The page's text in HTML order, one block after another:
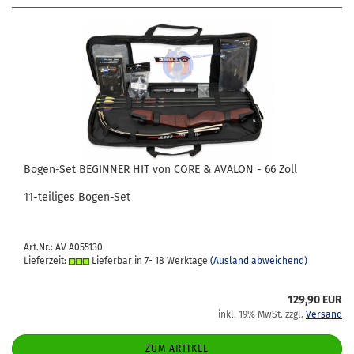
Bogen-​​Set BE­GIN­NER HIT von CORE & AVA­LON - 66 Zoll
11-​teiliges Bogen-​Set
Art.Nr.: AV A055130
Lieferzeit:
Lieferbar in 7- 18 Werktage (Ausland abweichend)
129,90 EUR
inkl. 19% MwSt. zzgl. Versand
ZUM ARTIKEL